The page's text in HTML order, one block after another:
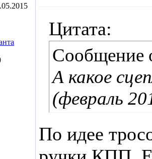
Цитата:
Сообщение
А какое
(февраль
По идее